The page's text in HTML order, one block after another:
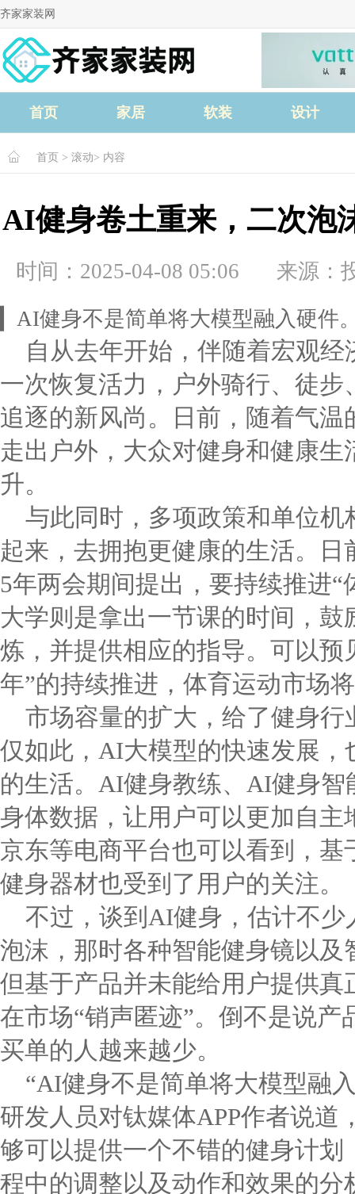
齐家家装网
首页 家居 软装 设计
首页 > 滚动> 内容
AI健身卷土重来，二次泡
时间：2025-04-08 05:06
来源：
▎AI健身不是简单将大模型融入硬件
自从去年开始，伴随着宏观
一次恢复活力，户外骑行、徒步
追逐的新风尚。日前，随着气温
走出户外，大众对健身和健康生
升。
与此同时，多项政策和单位
起来，去拥抱更健康的生活。日
5年两会期间提出，要持续推进“
大学则是拿出一节课的时间，鼓
炼，并提供相应的指导。可以预
年”的持续推进，体育运动市场
市场容量的扩大，给了健身
仅如此，AI大模型的快速发展
的生活。AI健身教练、AI健身
身体数据，让用户可以更加自主
京东等电商平台也可以看到，
健身器材也受到了用户的关注。
不过，谈到AI健身，估计不
泡沫，那时各种智能健身镜以及
但基于产品并未能给用户提供真
在市场“销声匿迹”。倒不是说产
买单的人越来越少。
“AI健身不是简单将大模型融
研发人员对钛媒体APP作者说道
够可以提供一个不错的健身计划
程中的调整以及动作和效果的分